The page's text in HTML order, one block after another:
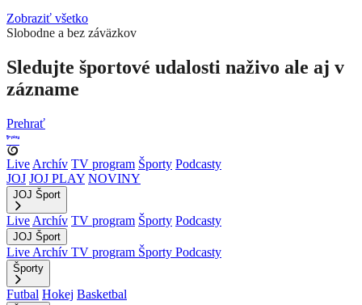
Zobraziť všetko
Slobodne a bez záväzkov
Sledujte športové udalosti naživo ale aj v
zázname
Prehrať
Live Archív TV program Športy Podcasty
JOJ JOJ PLAY NOVINY
JOJ Šport
Live Archív TV program Športy Podcasty
JOJ Šport
Live Archív TV program Športy Podcasty
Športy
Futbal Hokej Basketbal